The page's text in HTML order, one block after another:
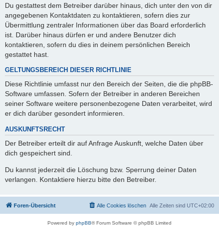
Du gestattest dem Betreiber darüber hinaus, dich unter den von dir
angegebenen Kontaktdaten zu kontaktieren, sofern dies zur
Übermittlung zentraler Informationen über das Board erforderlich
ist. Darüber hinaus dürfen er und andere Benutzer dich
kontaktieren, sofern du dies in deinem persönlichen Bereich
gestattet hast.
GELTUNGSBEREICH DIESER RICHTLINIE
Diese Richtlinie umfasst nur den Bereich der Seiten, die die phpBB-
Software umfassen. Sofern der Betreiber in anderen Bereichen
seiner Software weitere personenbezogene Daten verarbeitet, wird
er dich darüber gesondert informieren.
AUSKUNFTSRECHT
Der Betreiber erteilt dir auf Anfrage Auskunft, welche Daten über
dich gespeichert sind.
Du kannst jederzeit die Löschung bzw. Sperrung deiner Daten
verlangen. Kontaktiere hierzu bitte den Betreiber.
Foren-Übersicht Alle Zeiten sind UTC+02:00
Alle Cookies löschen
Powered by phpBB® Forum Software © phpBB Limited